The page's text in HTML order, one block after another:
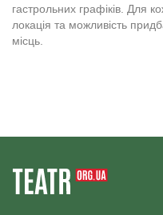
гастрольних графіків. Для
локація та можливість
місць.